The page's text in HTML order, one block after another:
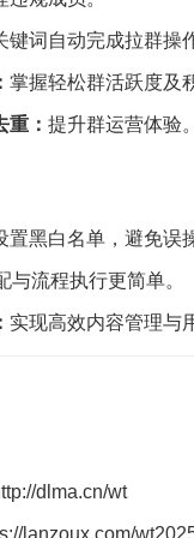
键词自动完成拉群操
掌握轻松群活跃度及
重： 提升群运营体验。
置黑白名单，避免误
与流程执行更简单。
实现高效内容管理与
://dlma.cn/wt